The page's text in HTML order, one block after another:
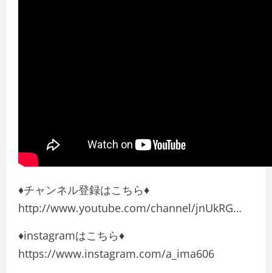
♦チャンネル登録はこちら♦
http://www.youtube.com/channel/jnUkRG…
♦︎instagramはこちら♦︎
https://www.instagram.com/a_ima606